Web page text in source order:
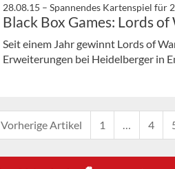
28.08.15 – Spannendes Kartenspiel für
Black Box Games: Lords of
Seit einem Jahr gewinnt Lords of
Erweiterungen bei Heidelberger in
Vorherige Artikel 1 … 4